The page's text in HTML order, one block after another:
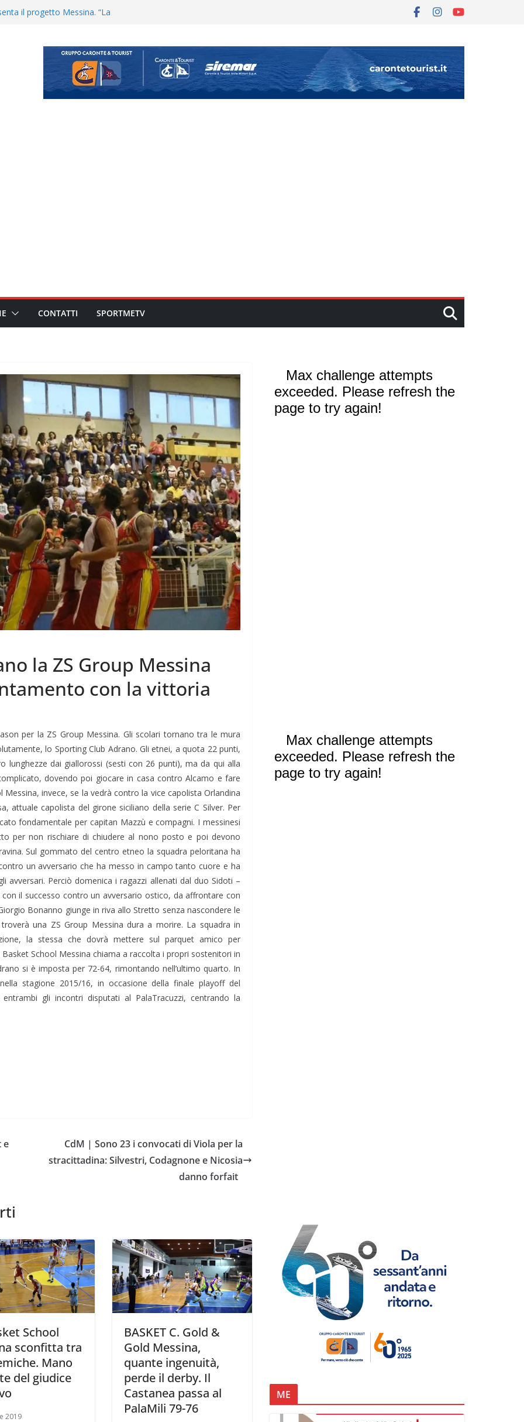
il terzino Matteo Guerriero
ma non chi siamo”
bocciato il Fasano,
e Kamarat restano in
si alzano i ritmi tra lavoro
CONTATTI SPORTMETV
la ZS Group Messina
con la vittoria
per la ZS Group Messina. Gli scolari tornano tra le mura
lo Sporting Club Adrano. Gli etnei, a quota 22 punti,
lunghezze dai giallorossi (sesti con 26 punti), ma da qui alla
dovendo poi giocare in casa contro Alcamo e fare
invece, se la vedrà contro la vice capolista Orlandina
attuale capolista del girone siciliano della serie C Silver. Per
fondamentale per capitan Mazzù e compagni. I messinesi
per non rischiare di chiudere al nono posto e poi devono
Sul gommato del centro etneo la squadra peloritana ha
un avversario che ha messo in campo tanto cuore e ha
Perciò domenica i ragazzi allenati dal duo Sidoti –
il successo contro un avversario ostico, da affrontare con
Bonanno giunge in riva allo Stretto senza nascondere le
una ZS Group Messina dura a morire. La squadra in
la stessa che dovrà mettere sul parquet amico per
School Messina chiama a raccolta i propri sostenitori in
si è imposta per 72-64, rimontando nell’ultimo quarto. In
stagione 2015/16, in occasione della finale playoff del
gli incontri disputati al PalaTracuzzi, centrando la
e
CdM | Sono 23 i convocati di Viola per la
stracittadina: Silvestri, Codagnone e Nicosia
danno forfait
School
sconfitta tra
Mano
del giudice
2019
BASKET C. Gold &
Gold Messina,
quante ingenuità,
perde il derby. Il
Castanea passa al
PalaMili 79-76
ME